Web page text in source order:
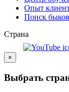
Опыт
Поиск быков
Страна
×
Выбрать